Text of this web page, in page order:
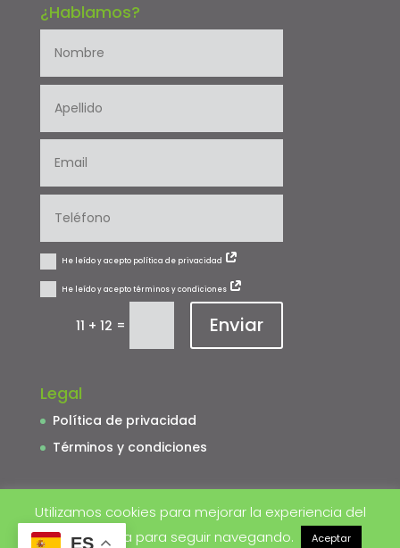
¿Hablamos?
He leído y acepto política de privacidad
He leído y acepto términos y condiciones
11 + 12 = Enviar
Legal
Política de privacidad
Términos y condiciones
Utilizamos cookies para mejorar la experiencia del
usuario. Acepta para seguir navegando.
Aceptar
ES